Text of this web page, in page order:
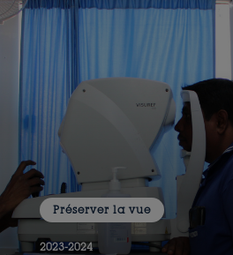
Préserver la vue
2023-2024